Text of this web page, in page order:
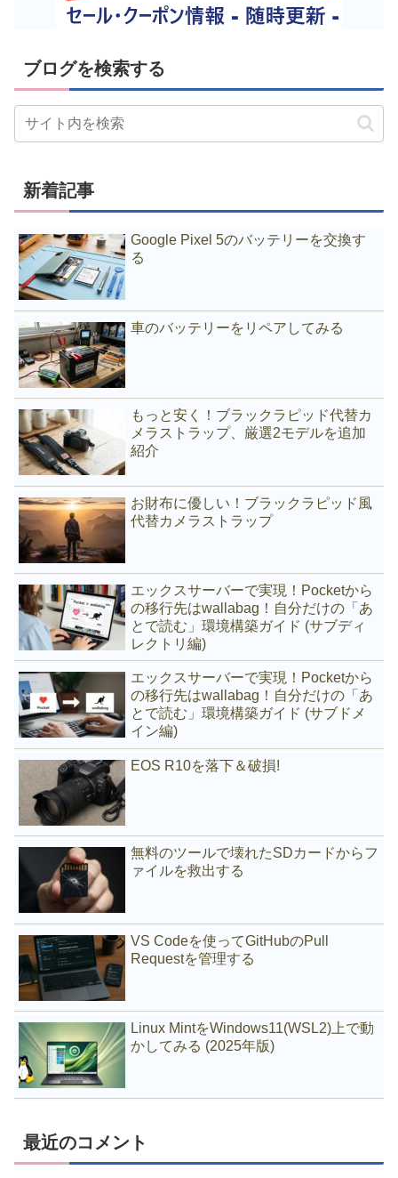
ブログを検索する
新着記事
Google Pixel 5のバッテリーを交換す
る
車のバッテリーをリペアしてみる
もっと安く！ブラックラピッド代替カ
メラストラップ、厳選2モデルを追加
紹介
お財布に優しい！ブラックラピッド風
代替カメラストラップ
エックスサーバーで実現！Pocketから
の移行先はwallabag！自分だけの「あ
とで読む」環境構築ガイド (サブディ
レクトリ編)
エックスサーバーで実現！Pocketから
の移行先はwallabag！自分だけの「あ
とで読む」環境構築ガイド (サブドメ
イン編)
EOS R10を落下＆破損!
無料のツールで壊れたSDカードからフ
ァイルを救出する
VS Codeを使ってGitHubのPull
Requestを管理する
Linux MintをWindows11(WSL2)上で動
かしてみる (2025年版)
最近のコメント